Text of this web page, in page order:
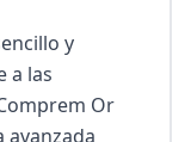
y
a las
Or
avanzada